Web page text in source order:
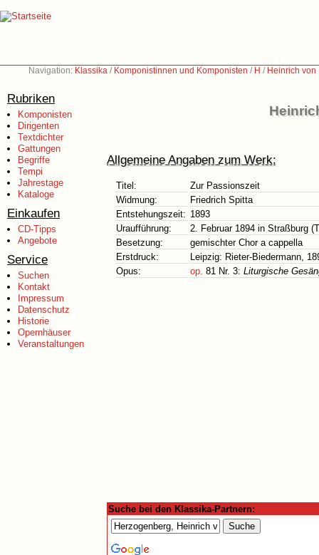
Navigation: Klassika / Komponistinnen und Komponisten / H / Heinrich
Rubriken
Komponisten
Dirigenten
Textdichter
Gattungen
Begriffe
Tempi
Jahrestage
Kataloge
Einkaufen
CD-Tipps
Angebote
Service
Suchen
Kontakt
Impressum
Datenschutz
Historie
Opernhäuser
Veranstaltungen
Allgemeine Angaben zum Werk:
Titel:
Zur Passionszeit
Widmung:
Friedrich Spitta
Entstehungszeit: 1893
Uraufführung:
2. Februar 1894 in Straßburg
Besetzung:
gemischter Chor a cappella
Erstdruck:
Leipzig: Rieter-Biedermann,
Opus:
op. 81 Nr. 3: Liturgische
Suche bei den Klassika-Partnern: